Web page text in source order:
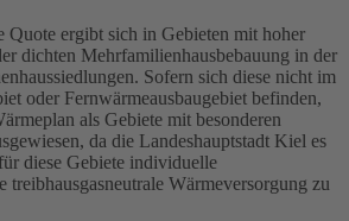
Quote ergibt sich in Gebieten mit hoher
dichten Mehrfamilienhausbebauung in der
Sofern sich diese nicht im
oder Fernwärmeausbaugebiet befinden,
als Gebiete mit besonderen
da die Landeshauptstadt Kiel es
diese Gebiete individuelle
treibhausgasneutrale Wärmeversorgung zu